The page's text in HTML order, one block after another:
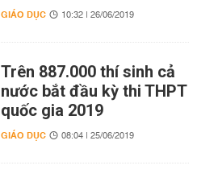
GIÁO DỤC 10:32 | 26/06/2019
Trên 887.000 thí sinh cả
nước bắt đầu kỳ thi THPT
quốc gia 2019
GIÁO DỤC 08:04 | 25/06/2019